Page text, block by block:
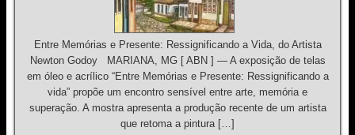
Entre Memórias e Presente: Ressignificando a Vida, do Artista
Newton Godoy MARIANA, MG [ ABN ] — A exposição de telas
em óleo e acrílico “Entre Memórias e Presente: Ressignificando a
vida” propõe um encontro sensível entre arte, memória e
superação. A mostra apresenta a produção recente de um artista
que retoma a pintura […]